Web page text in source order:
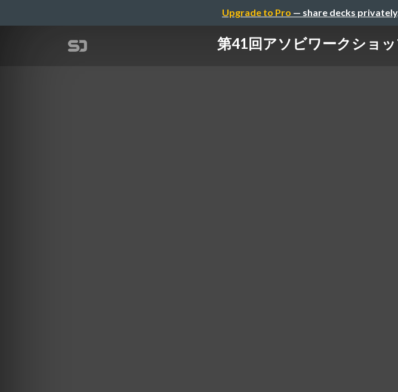
Upgrade to Pro — share decks
第41回アソビワークショ